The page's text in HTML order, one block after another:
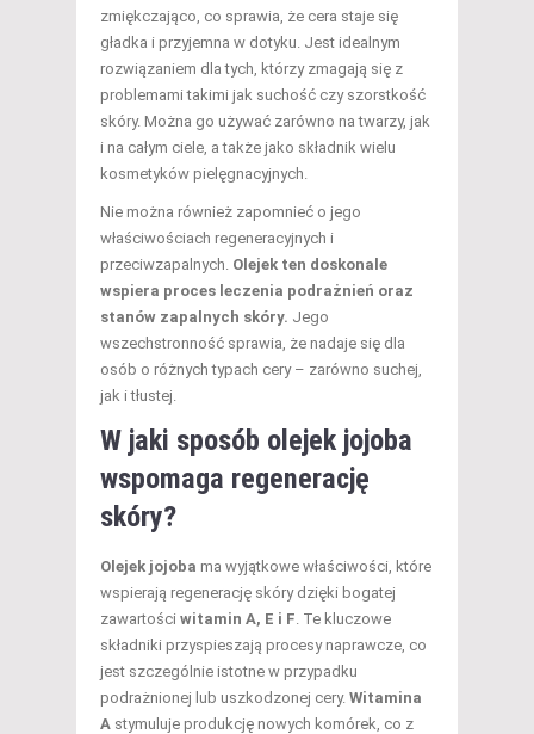
zmiękczająco, co sprawia, że cera staje się
gładka i przyjemna w dotyku. Jest idealnym
rozwiązaniem dla tych, którzy zmagają się z
problemami takimi jak suchość czy szorstkość
skóry. Można go używać zarówno na twarzy, jak
i na całym ciele, a także jako składnik wielu
kosmetyków pielęgnacyjnych.
Nie można również zapomnieć o jego
właściwościach regeneracyjnych i
przeciwzapalnych. Olejek ten doskonale
wspiera proces leczenia podrażnień oraz
stanów zapalnych skóry. Jego
wszechstronność sprawia, że nadaje się dla
osób o różnych typach cery – zarówno suchej,
jak i tłustej.
W jaki sposób olejek jojoba
wspomaga regenerację
skóry?
Olejek jojoba ma wyjątkowe właściwości, które
wspierają regenerację skóry dzięki bogatej
zawartości witamin A, E i F . Te kluczowe
składniki przyspieszają procesy naprawcze, co
jest szczególnie istotne w przypadku
podrażnionej lub uszkodzonej cery. Witamina
A stymuluje produkcję nowych komórek, co z